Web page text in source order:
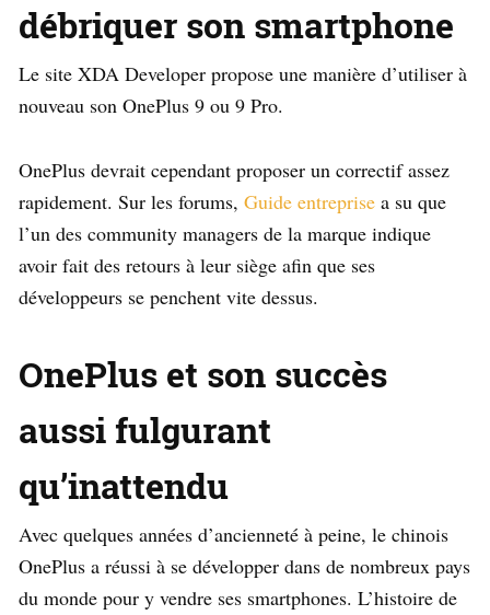
débriquer son smartphone
Le site XDA Developer propose une manière d’utiliser à
nouveau son OnePlus 9 ou 9 Pro.
OnePlus devrait cependant proposer un correctif assez
rapidement. Sur les forums, Guide entreprise a su que
l’un des community managers de la marque indique
avoir fait des retours à leur siège afin que ses
développeurs se penchent vite dessus.
OnePlus et son succès
aussi fulgurant
qu’inattendu
Avec quelques années d’ancienneté à peine, le chinois
OnePlus a réussi à se développer dans de nombreux pays
du monde pour y vendre ses smartphones. L’histoire de